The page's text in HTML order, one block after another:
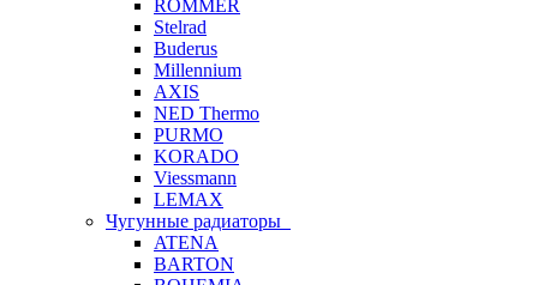
ROMMER
Stelrad
Buderus
Millennium
AXIS
NED Thermo
PURMO
KORADO
Viessmann
LEMAX
Чугунные радиаторы
ATENA
BARTON